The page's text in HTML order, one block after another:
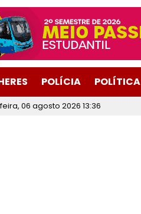
POLÍCIA POLÍTICA
06 agosto 2026 13:36